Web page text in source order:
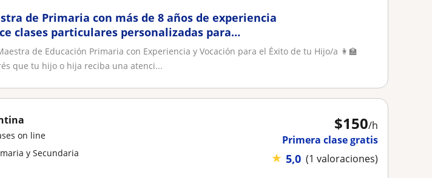
de Primaria con más de 8 años de experiencia
clases particulares personalizadas para
el aprendizaje de tu
de Educación Primaria con Experiencia y Vocación para el Éxito de tu Hijo/a 👩‍🏫
que tu hijo o hija reciba una atenci...
$150/h
Primera clase gratis
★ 5,0 (1 valoraciones)
on line
y Secundaria